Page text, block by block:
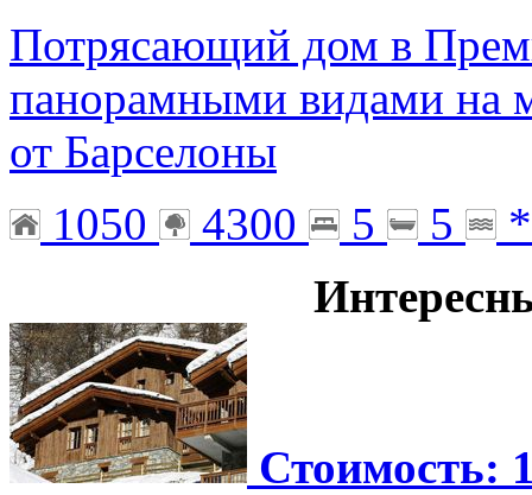
Потрясающий дом в
панорамными видами на
от Барселоны
1050
4300 5 5
*
Стоимость: